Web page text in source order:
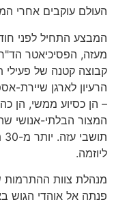
העולם עוקבים אחרי
המבצע התחיל לפני
מעזה, הפסיכיאטר
קבוצה קטנה של פעילי
הרעיון לארגן שיירת-
– הן כסיוע ממשי, הן
המצור הבלתי-אנושי
ליוזמה.
מנהלת צוות ההתרמות
פנתה אל אוהדי הגוש